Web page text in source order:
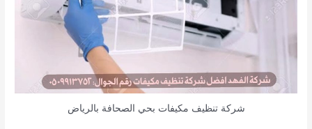
شركة تنظيف مكيفات بحي الصحافة بالرياض